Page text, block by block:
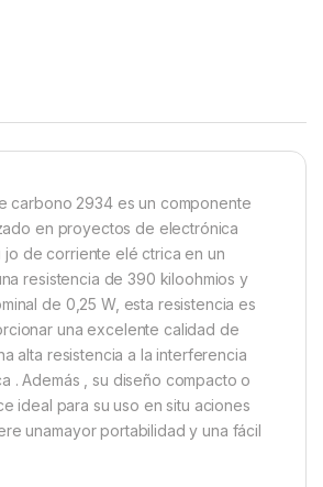
carbono 2934 es un componente
en proyectos de electrónica
jo de corriente elé ctrica en un
resistencia de 390 kiloohmios y
de 0,25 W, esta resistencia es
una excelente calidad de
alta resistencia a la interferencia
. Además , su diseño compacto o
ideal para su uso en situ aciones
unamayor portabilidad y una fácil